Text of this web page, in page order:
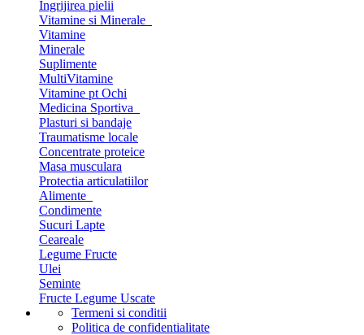
Ingrijirea pielii
Vitamine si Minerale
Vitamine
Minerale
Suplimente
MultiVitamine
Vitamine pt Ochi
Medicina Sportiva
Plasturi si bandaje
Traumatisme locale
Concentrate proteice
Masa musculara
Protectia articulatiilor
Alimente
Condimente
Sucuri Lapte
Ceareale
Legume Fructe
Ulei
Seminte
Fructe Legume Uscate
Termeni si conditii
Politica de confidentialitate